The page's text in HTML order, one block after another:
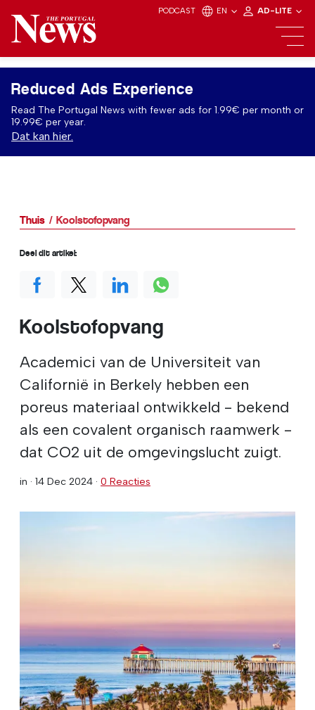
PODCAST EN AD-LITE
Reduced Ads Experience
Read The Portugal News with fewer ads for 1.99€ per month or
19.99€ per year.
Dat kan hier.
Thuis Koolstofopvang
Koolstofopvang
Academici van de Universiteit van
Californië in Berkely hebben een
poreus materiaal ontwikkeld - bekend
als een covalent organisch raamwerk -
dat CO2 uit de omgevingslucht zuigt.
in · 14 Dec 2024 · 0 Reacties
Deel dit artikel: